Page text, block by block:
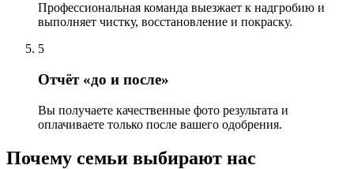
Профессиональная команда выезжает к надгробию и
выполняет чистку, восстановление и покраску.
5
Отчёт «до и после»
Вы получаете качественные фото результата и
оплачиваете только после вашего одобрения.
Почему семьи выбирают нас